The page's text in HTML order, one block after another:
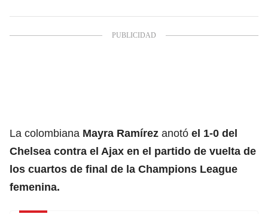
La colombiana Mayra Ramírez anotó el 1-0 del
Chelsea contra el Ajax en el partido de vuelta de
los cuartos de final de la Champions League
femenina.